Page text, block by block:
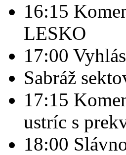
16:15
LESKO
17:00
Sabráž
17:15
ustríc s
18:00